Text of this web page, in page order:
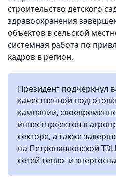
строительство детского
здравоохранения
объектов в сельской
системная работа по
кадров в регион.
Президент подчеркнул
качественной
кампании,
инвестпроектов в
секторе, а также
на Петропавловской
сетей тепло- и